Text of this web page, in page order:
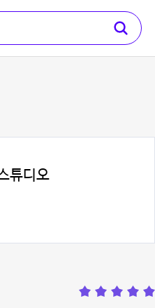
튜디오